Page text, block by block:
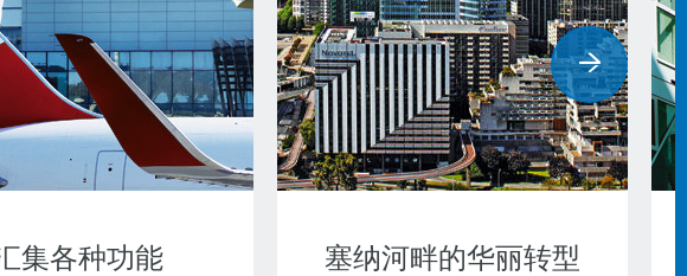
集各种功能 塞纳河畔的华丽转型